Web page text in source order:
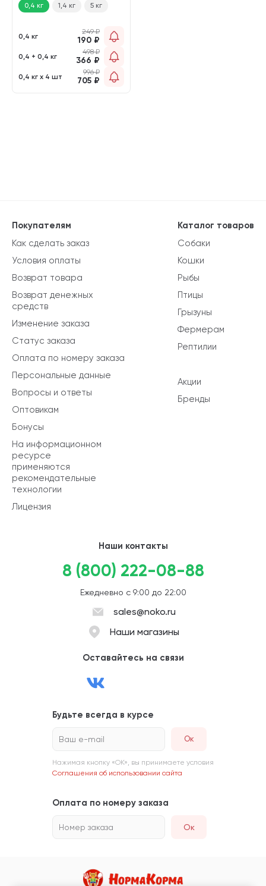
0,4 кг 1,4 кг 5 кг
0,4 кг
249₽
190 ₽
0,4 + 0,4 кг
498₽
366 ₽
0,4 кг х 4 шт
996₽
705 ₽
Каталог товаров
Собаки
Кошки
Рыбы
Птицы
Грызуны
Фермерам
Рептилии
Акции
Бренды
Покупателям
Как сделать заказ
Условия оплаты
Возврат товара
Возврат денежных
средств
Изменение заказа
Статус заказа
Оплата по номеру заказа
Персональные данные
Вопросы и ответы
Оптовикам
Бонусы
На информационном
ресурсе
применяются
рекомендательные
технологии
Лицензия
Наши контакты
8 (800) 222-08-88
Ежедневно с 9:00 до 22:00
sales@noko.ru
Наши магазины
Оставайтесь на связи
Будьте всегда в курсе
Ваш e-mail
Нажимая кнопку «ОК», вы принимаете условия
Соглашения об использовании сайта
Оплата по номеру заказа
Номер заказа Ок